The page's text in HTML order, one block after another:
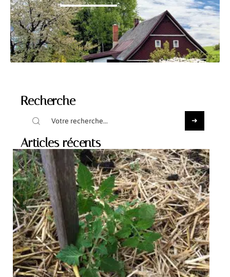
Recherche
Articles récents